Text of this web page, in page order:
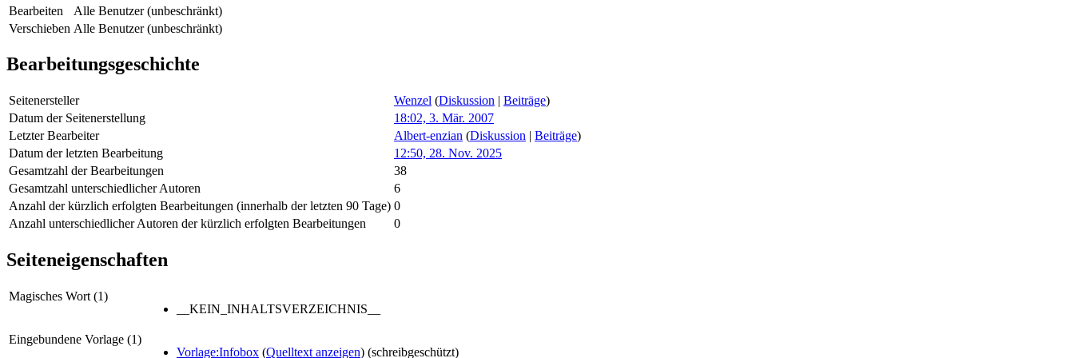
Bearbeiten
Alle Benutzer (unbeschränkt)
Verschieben Alle Benutzer (unbeschränkt)
Bearbeitungsgeschichte
Seitenersteller Wenzel (Diskussion | Beiträge)
Datum der Seitenerstellung
18:02, 3. Mär. 2007
Letzter Bearbeiter
Albert-enzian (Diskussion | Beiträge)
Datum der letzten Bearbeitung
12:50, 28. Nov. 2025
Gesamtzahl der Bearbeitungen
38
Gesamtzahl unterschiedlicher Autoren
6
Anzahl der kürzlich erfolgten Bearbeitungen (innerhalb der letzten 90 Tage) 0
Anzahl unterschiedlicher Autoren der kürzlich erfolgten Bearbeitungen
0
Seiteneigenschaften
Magisches Wort (1)
__KEIN_INHALTSVERZEICHNIS__
Eingebundene Vorlage (1)
Vorlage:Infobox (Quelltext anzeigen) (schreibgeschützt)